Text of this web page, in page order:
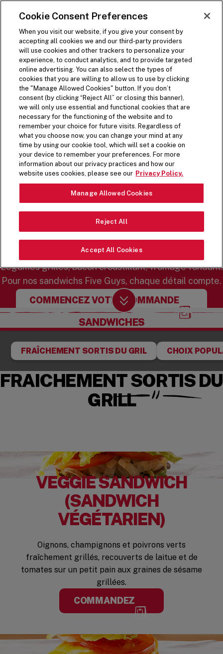
SKIP TO MAIN CONTENT
Open Site Navigation
Visit the Five Guys homepage
CLASSIQUES
RÉCONFORTANTS.
FRAÎCHEMENT
PRÉPARÉS.
Légumes grillés, bacon croustillant, fromage fondant.
Pour nos sandwichs Five Guys, chaque détail compte.
COMMENCEZ VOTRE COMMANDE
Pause Video
Scroll Down
SANDWICHES
FRAÎCHEMENT SORTIS DU GRIL CHOIX
FRAICHEMENT SORTIS DU
GRILL
VEGGIE SANDWICH
(SANDWICH
VÉGÉTARIEN)
Oignons, champignons et poivrons verts
fraîchement grillés, recouverts de laitue et de
tomates sur un petit pain aux graines de sésame
grillées.
COMMANDEZ
Cookie Consent Preferences
When you visit our website, if you give your consent by
accepting all cookies we and our third-party providers
will use cookies and other trackers to personalize your
experience, to conduct analytics, and to provide targeted
online advertising. You can also select the types of
cookies that you are willing to allow us to use by clicking
the "Manage Allowed Cookies" button. If you don’t
consent (by clicking “Reject All” or closing this banner),
we will only use essential and functional cookies that are
necessary for the functioning of the website and to
remember your choice for future visits. Regardless of
what you choose now, you can change your mind at any
time by using our cookie tool, which will set a cookie on
your device to remember your preferences. For more
information about our privacy practices and how our
website uses cookies, please see our Privacy Policy.
Manage Allowed Cookies
Reject All
Accept All Cookies